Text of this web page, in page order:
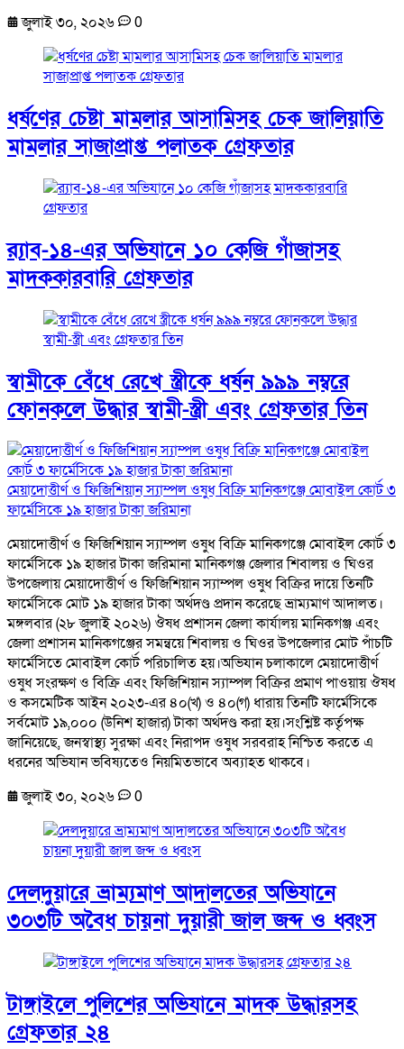
জুলাই ৩০, ২০২৬
0
ধর্ষণের চেষ্টা মামলার আসামিসহ চেক জালিয়াতি
মামলার সাজাপ্রাপ্ত পলাতক গ্রেফতার
র‌্যাব-১৪-এর অভিযানে ১০ কেজি গাঁজাসহ
মাদককারবারি গ্রেফতার
স্বামীকে বেঁধে রেখে স্ত্রীকে ধর্ষন ৯৯৯ নম্বরে
ফোনকলে উদ্ধার স্বামী-স্ত্রী এবং গ্রেফতার তিন
মেয়াদোত্তীর্ণ ও ফিজিশিয়ান স্যাম্পল ওষুধ বিক্রি মানিকগঞ্জে মোবাইল কোর্ট ৩
ফার্মেসিকে ১৯ হাজার টাকা জরিমানা
মেয়াদোত্তীর্ণ ও ফিজিশিয়ান স্যাম্পল ওষুধ বিক্রি মানিকগঞ্জে মোবাইল কোর্ট ৩
ফার্মেসিকে ১৯ হাজার টাকা জরিমানা মানিকগঞ্জ জেলার শিবালয় ও ঘিওর
উপজেলায় মেয়াদোত্তীর্ণ ও ফিজিশিয়ান স্যাম্পল ওষুধ বিক্রির দায়ে তিনটি
ফার্মেসিকে মোট ১৯ হাজার টাকা অর্থদণ্ড প্রদান করেছে ভ্রাম্যমাণ আদালত।
মঙ্গলবার (২৮ জুলাই ২০২৬) ঔষধ প্রশাসন জেলা কার্যালয় মানিকগঞ্জ এবং
জেলা প্রশাসন মানিকগঞ্জের সমন্বয়ে শিবালয় ও ঘিওর উপজেলার মোট পাঁচটি
ফার্মেসিতে মোবাইল কোর্ট পরিচালিত হয়।অভিযান চলাকালে মেয়াদোত্তীর্ণ
ওষুধ সংরক্ষণ ও বিক্রি এবং ফিজিশিয়ান স্যাম্পল বিক্রির প্রমাণ পাওয়ায় ঔষধ
ও কসমেটিক আইন ২০২৩-এর ৪০(খ) ও ৪০(গ) ধারায় তিনটি ফার্মেসিকে
সর্বমোট ১৯,০০০ (উনিশ হাজার) টাকা অর্থদণ্ড করা হয়।সংশ্লিষ্ট কর্তৃপক্ষ
জানিয়েছে, জনস্বাস্থ্য সুরক্ষা এবং নিরাপদ ওষুধ সরবরাহ নিশ্চিত করতে এ
ধরনের অভিযান ভবিষ্যতেও নিয়মিতভাবে অব্যাহত থাকবে।
জুলাই ৩০, ২০২৬
0
দেলদুয়ারে ভ্রাম্যমাণ আদালতের অভিযানে
৩০৩টি অবৈধ চায়না দুয়ারী জাল জব্দ ও ধ্বংস
টাঙ্গাইলে পুলিশের অভিযানে মাদক উদ্ধারসহ
গ্রেফতার ২৪